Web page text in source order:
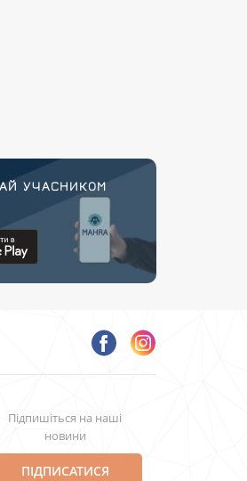
УЧАСНИКОМ
Підпишіться на наші
новини
ПІДПИСАТИСЯ